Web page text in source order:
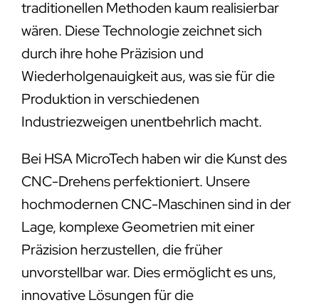
traditionellen Methoden kaum realisierbar
wären. Diese Technologie zeichnet sich
durch ihre hohe Präzision und
Wiederholgenauigkeit aus, was sie für die
Produktion in verschiedenen
Industriezweigen unentbehrlich macht.
Bei HSA MicroTech haben wir die Kunst des
CNC-Drehens perfektioniert. Unsere
hochmodernen CNC-Maschinen sind in der
Lage, komplexe Geometrien mit einer
Präzision herzustellen, die früher
unvorstellbar war. Dies ermöglicht es uns,
innovative Lösungen für die